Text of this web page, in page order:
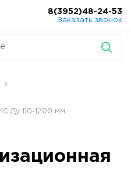
8(3952)48-24-53
Заказать звонок
Ду 110-1200 мм